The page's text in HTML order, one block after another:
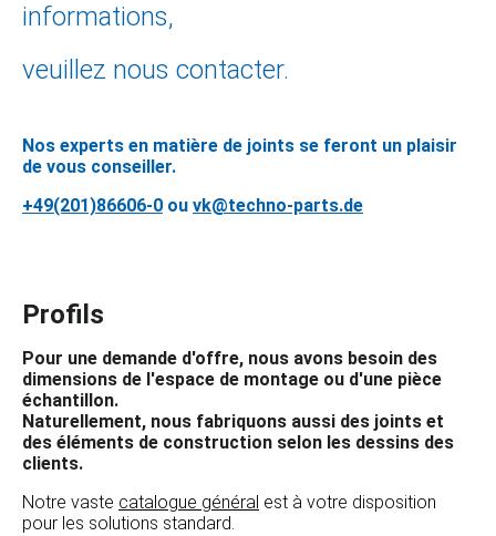
informations,
veuillez nous contacter.
Nos experts en matière de joints se feront un plaisir
de vous conseiller.
+49(201)86606-0 ou vk@techno-parts.de
Profils
Pour une demande d'offre, nous avons besoin des
dimensions de l'espace de montage ou d'une pièce
échantillon.
Naturellement, nous fabriquons aussi des joints et
des éléments de construction selon les dessins des
clients.
Notre vaste catalogue général est à votre disposition
pour les solutions standard.